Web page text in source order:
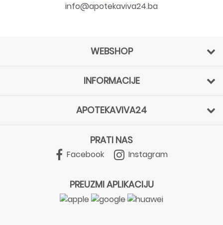
info@apotekaviva24.ba
WEBSHOP
INFORMACIJE
APOTEKAVIVA24
PRATI NAS
Facebook Instagram
PREUZMI APLIKACIJU